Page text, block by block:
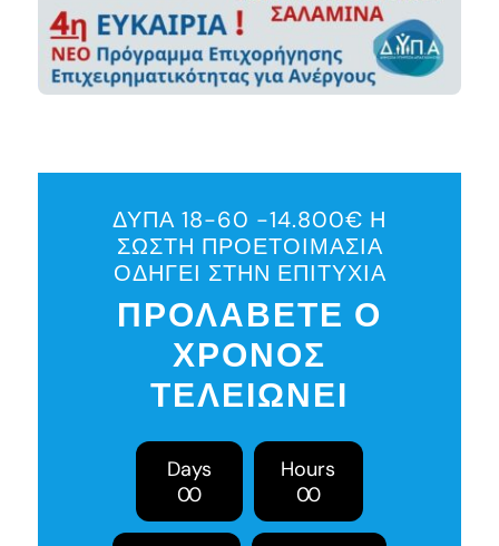
ΔΥΠΑ 18-60 -14.800€ Η
ΣΩΣΤΗ ΠΡΟΕΤΟΙΜΑΣΙΑ
ΟΔΗΓΕΙ ΣΤΗΝ ΕΠΙΤΥΧΙΑ
ΠΡΟΛΑΒΕΤΕ Ο
ΧΡΟΝΟΣ
ΤΕΛΕΙΩΝΕΙ
00
Days
00
Hours